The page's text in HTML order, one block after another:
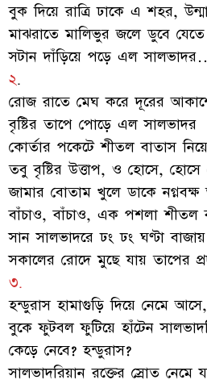
বুক দিয়ে রাত্রি ঢাকে এ শহর,
মাঝরাতে মালিভুর জলে ডুবে
সটান দাঁড়িয়ে পড়ে এল
২.
রোজ রাতে মেঘ করে দূরের
বৃষ্টির তাপে পোড়ে এল সালভাদর
কোর্তার পকেটে শীতল বাতাস
তবু বৃষ্টির উত্তাপ, ও হোসে,
জামার বোতাম খুলে ডাকে নগ্নবক্ষ
বাঁচাও, বাঁচাও, এক পশলা
সান সালভাদরে ঢং ঢং ঘণ্টা
সকালের রোদে মুছে যায় তাপের
৩.
হন্ডুরাস হামাগুড়ি দিয়ে নেমে
বুকে ফুটবল ফুটিয়ে হাঁটেন
কেড়ে নেবে? হন্ডুরাস?
সালভাদরিয়ান রক্তের স্রোত নেমে